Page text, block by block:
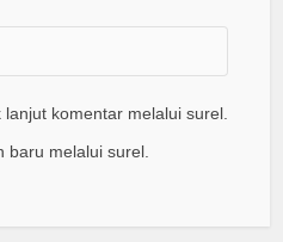
komentar melalui surel.
baru melalui surel.